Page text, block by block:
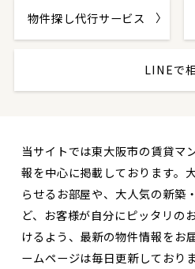
物件探し代行サービス
LINEで
当サイトでは東大阪市の賃貸マ
報を中心に掲載しております。
らせるお部屋や、大人気の新築
ど、お客様が自分にピッタリの
けるよう、最新の物件情報をお
ームページは毎日更新しており